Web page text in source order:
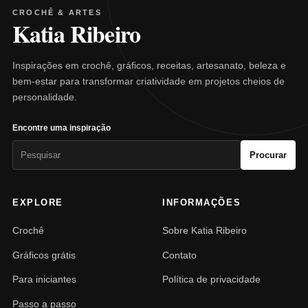
CROCHÊ & ARTES
Katia Ribeiro
Inspirações em crochê, gráficos, receitas, artesanato, beleza e
bem-estar para transformar criatividade em projetos cheios de
personalidade.
Encontre uma inspiração
Procurar
EXPLORE
Crochê
Gráficos grátis
Para iniciantes
Passo a passo
INFORMAÇÕES
Sobre Katia Ribeiro
Contato
Política de privacidade